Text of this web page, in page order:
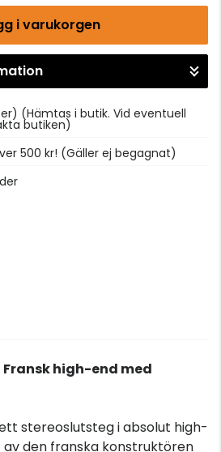
i varukorgen
till kassan
(Hämtas i butik. Vid eventuell
butiken)
500 kr! (Gäller ej begagnat)
Fransk high-end med
ett stereoslutsteg i absolut high-
den franska konstruktören